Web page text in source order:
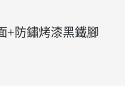
+防鏽烤漆黑鐵腳